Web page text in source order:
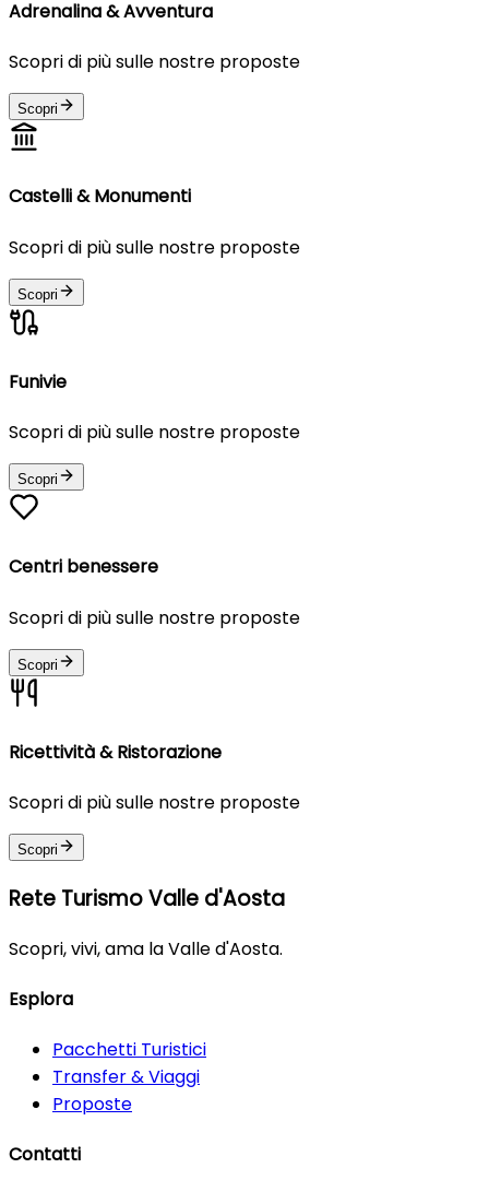
Adrenalina & Avventura
Scopri di più sulle nostre proposte
Scopri
Castelli & Monumenti
Scopri di più sulle nostre proposte
Scopri
Funivie
Scopri di più sulle nostre proposte
Scopri
Centri benessere
Scopri di più sulle nostre proposte
Scopri
Ricettività & Ristorazione
Scopri di più sulle nostre proposte
Scopri
Rete Turismo Valle d'Aosta
Scopri, vivi, ama la Valle d'Aosta.
Esplora
Pacchetti Turistici
Transfer & Viaggi
Proposte
Contatti